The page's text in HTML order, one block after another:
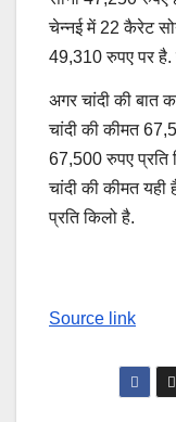
चेन्नई में 22 कैरेट
49,310 रुपए पर है.
अगर चांदी की बात
चांदी की कीमत
67,500 रुपए प्रति
चांदी की कीमत
प्रति किलो है.
Source link